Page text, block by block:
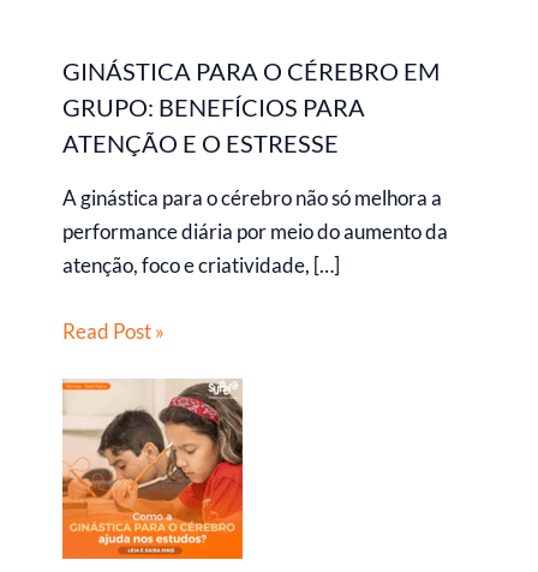
GINÁSTICA PARA O CÉREBRO EM
GRUPO: BENEFÍCIOS PARA
ATENÇÃO E O ESTRESSE
A ginástica para o cérebro não só melhora a
performance diária por meio do aumento da
atenção, foco e criatividade, […]
Read Post »